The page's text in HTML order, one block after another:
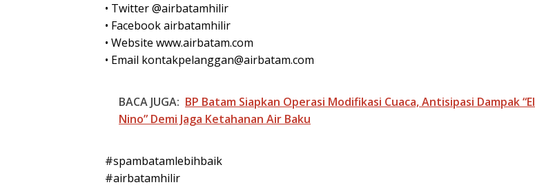
• Twitter @airbatamhilir
• Facebook airbatamhilir
• Website www.airbatam.com
• Email kontakpelanggan@airbatam.com
BACA JUGA: BP Batam Siapkan Operasi Modifikasi Cuaca, Antisipasi Dampak “El
Nino” Demi Jaga Ketahanan Air Baku
#spambatamlebihbaik
#airbatamhilir